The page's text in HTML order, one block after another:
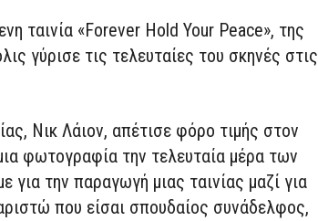
ταινία «Forever Hold Your Peace», της
γύρισε τις τελευταίες του σκηνές στις
Νικ Λάιον, απέτισε φόρο τιμής στον
φωτογραφία την τελευταία μέρα των
την παραγωγή μιας ταινίας μαζί για
που είσαι σπουδαίος συνάδελφος,